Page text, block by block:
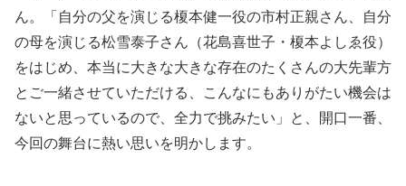
ん。「自分の父を演じる榎本健一役の市村正親さん、自分
の母を演じる松雪泰子さん（花島喜世子・榎本よしゑ役）
をはじめ、本当に大きな大きな存在のたくさんの大先輩方
とご一緒させていただける、こんなにもありがたい機会は
ないと思っているので、全力で挑みたい」と、開口一番、
今回の舞台に熱い思いを明かします。